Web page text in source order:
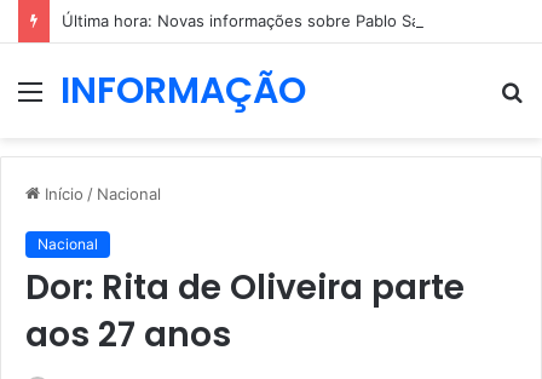
Última hora: Novas informações sobre Pablo Sarabia
MenuINFORMAÇÃO
Início / Nacional
Nacional
Dor: Rita de Oliveira parte
aos 27 anos